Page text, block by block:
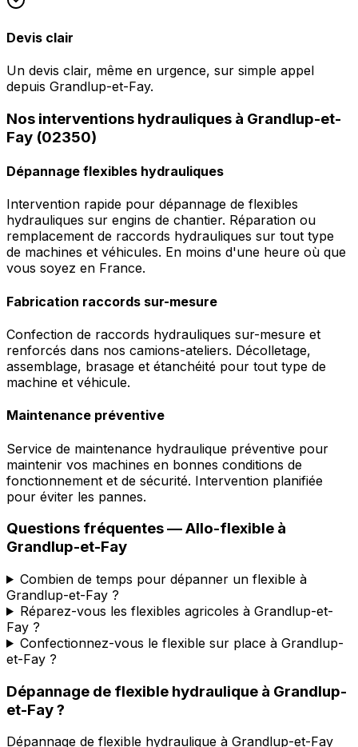
Devis clair
Un devis clair, même en urgence, sur simple appel
depuis Grandlup-et-Fay.
Nos interventions hydrauliques à Grandlup-et-
Fay (02350)
Dépannage flexibles hydrauliques
Intervention rapide pour dépannage de flexibles
hydrauliques sur engins de chantier. Réparation ou
remplacement de raccords hydrauliques sur tout type
de machines et véhicules. En moins d'une heure où que
vous soyez en France.
Fabrication raccords sur-mesure
Confection de raccords hydrauliques sur-mesure et
renforcés dans nos camions-ateliers. Décolletage,
assemblage, brasage et étanchéité pour tout type de
machine et véhicule.
Maintenance préventive
Service de maintenance hydraulique préventive pour
maintenir vos machines en bonnes conditions de
fonctionnement et de sécurité. Intervention planifiée
pour éviter les pannes.
Questions fréquentes —Allo-flexible à
Grandlup-et-Fay
Combien de temps pour dépanner un flexible à
Grandlup-et-Fay ?
Réparez-vous les flexibles agricoles à Grandlup-et-
Fay ?
Confectionnez-vous le flexible sur place à Grandlup-
et-Fay ?
Dépannage de flexible hydraulique à Grandlup-
et-Fay?
Dépannage de flexible hydraulique à Grandlup-et-Fay